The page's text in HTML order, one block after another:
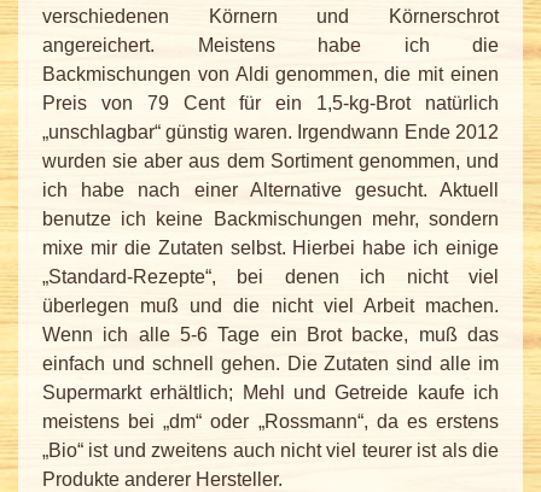
verschiedenen Körnern und Körnerschrot
angereichert. Meistens habe ich die
Backmischungen von Aldi genommen, die mit einen
Preis von 79 Cent für ein 1,5-kg-Brot natürlich
„unschlagbar“ günstig waren. Irgendwann Ende 2012
wurden sie aber aus dem Sortiment genommen, und
ich habe nach einer Alternative gesucht. Aktuell
benutze ich keine Backmischungen mehr, sondern
mixe mir die Zutaten selbst. Hierbei habe ich einige
„Standard-Rezepte“, bei denen ich nicht viel
überlegen muß und die nicht viel Arbeit machen.
Wenn ich alle 5-6 Tage ein Brot backe, muß das
einfach und schnell gehen. Die Zutaten sind alle im
Supermarkt erhältlich; Mehl und Getreide kaufe ich
meistens bei „dm“ oder „Rossmann“, da es erstens
„Bio“ ist und zweitens auch nicht viel teurer ist als die
Produkte anderer Hersteller.